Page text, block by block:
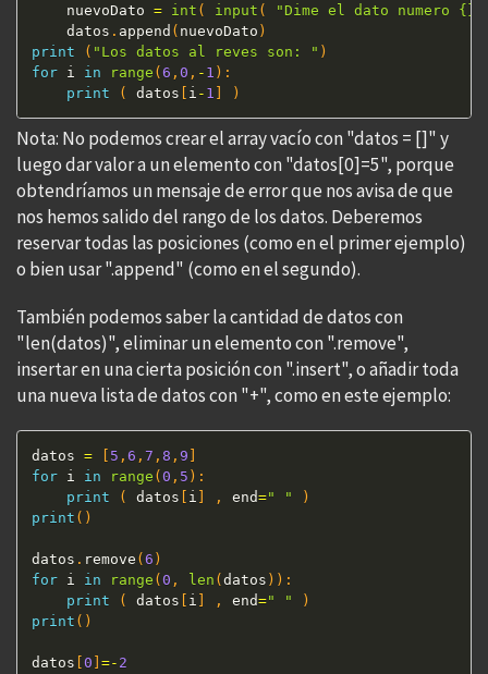
    nuevoDato
= int ( input (
"Dime el dato numero
    datos
. append ( nuevoDato )
print
( "Los datos al reves son: " )
for i in range (6 , 0 , - 1 ) :
print
( datos [ i - 1 ] )
Nota: No podemos crear el array vacío con "datos = []" y
luego dar valor a un elemento con "datos[0]=5", porque
obtendríamos un mensaje de error que nos avisa de que
nos hemos salido del rango de los datos. Deberemos
reservar todas las posiciones (como en el primer ejemplo)
o bien usar ".append" (como en el segundo).
También podemos saber la cantidad de datos con
"len(datos)", eliminar un elemento con ".remove",
insertar en una cierta posición con ".insert", o añadir toda
una nueva lista de datos con "+", como en este ejemplo:
datos = 5 , 6 , 7 , 8 , 9
for i in range ( 0 , 5 ) :
print
( datos i , end=" "
)
print ( )
datos . remove ( 6 )
for i in range ( 0 , len ( datos ) ) :
print
( datos i , end=" "
)
print ( )
datos 0 =- 2